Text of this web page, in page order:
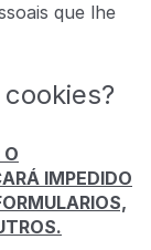
que lhe
O
IMPEDIDO